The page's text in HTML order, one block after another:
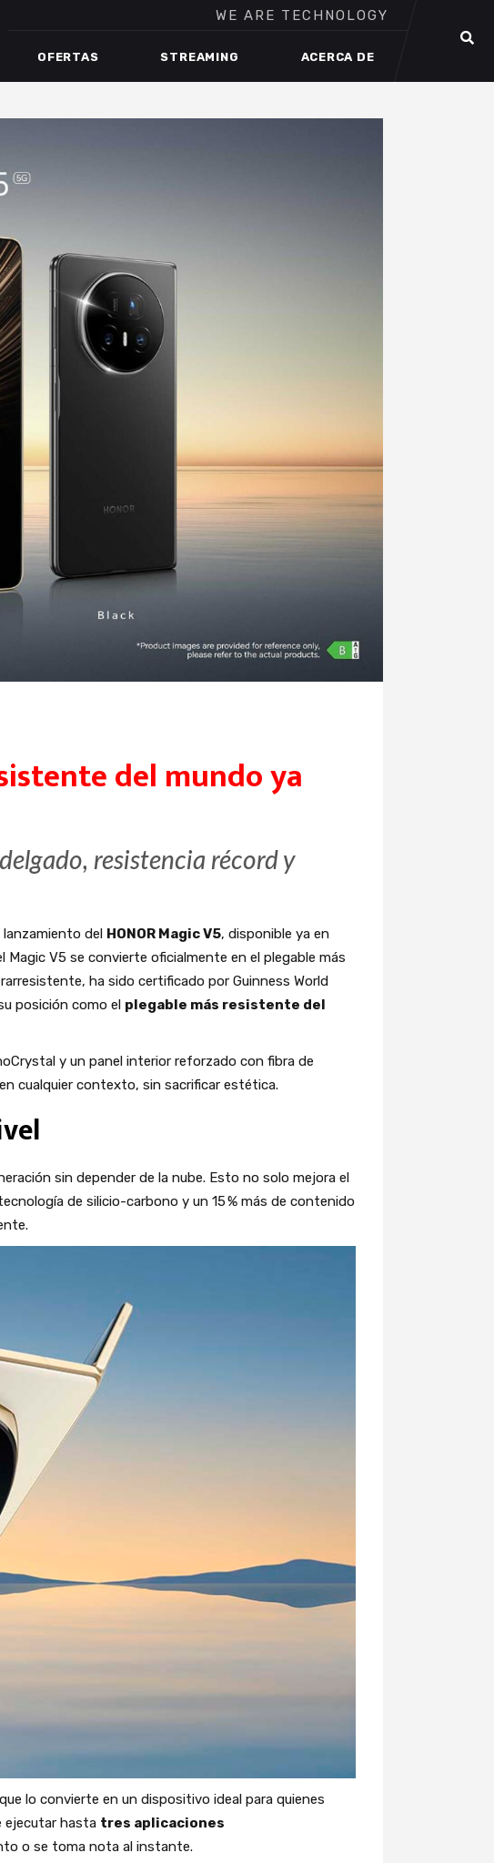
WE ARE TECHNOLOGY
OFERTAS STREAMING ACERCA DE
del mundo ya
resistencia récord y
lanzamiento del HONOR Magic V5, disponible ya en
V5 se convierte oficialmente en el plegable más
ha sido certificado por Guinness World
posición como el plegable más resistente del
y un panel interior reforzado con fibra de
cualquier contexto, sin sacrificar estética.
sin depender de la nube. Esto no solo mejora el
de silicio-carbono y un 15 % más de contenido
lo convierte en un dispositivo ideal para quienes
ejecutar hasta tres aplicaciones
o se toma nota al instante.